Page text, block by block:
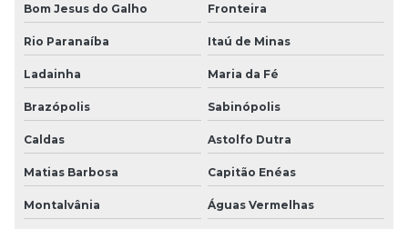
Bom Jesus do Galho Fronteira
Rio Paranaíba Itaú de Minas
Ladainha Maria da Fé
Brazópolis Sabinópolis
Caldas Astolfo Dutra
Matias Barbosa Capitão Enéas
Montalvânia Águas Vermelhas